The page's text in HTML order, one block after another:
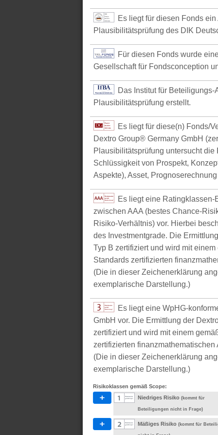
Es liegt für diesen Fonds
Plausibilitätsprüfung des DIK
Für diesen Fonds wurde
Gesellschaft für Fondsconception
Das Institut für
Plausibilitätsprüfung erstellt.
Es liegt für diese(n) Fonds/
Dextro Group® Germany GmbH
Plausibilitätsprüfung untersucht
Schlüssigkeit von Prospekt,
Aspekte), Asset,
Es liegt eine Ratingklassen-
zwischen AAA (bestes Chance-
Risiko-Verhältnis) vor. Hierbei
des Investmentgrade. Die
Typ B zertifiziert und wird mit
Standards zertifizierten
(Die in dieser Zeichenerklärung
exemplarische Darstellung.)
Es liegt eine WpHG-
GmbH vor. Die Ermittlung der
zertifiziert und wird mit einem
zertifizierten
(Die in dieser Zeichenerklärung
exemplarische Darstellung.)
Risikoklassen gemäß Scope:
Niedriges Risiko (kommt für
Beteiligungen nicht in Frage)
Mäßiges Risiko (kommt für